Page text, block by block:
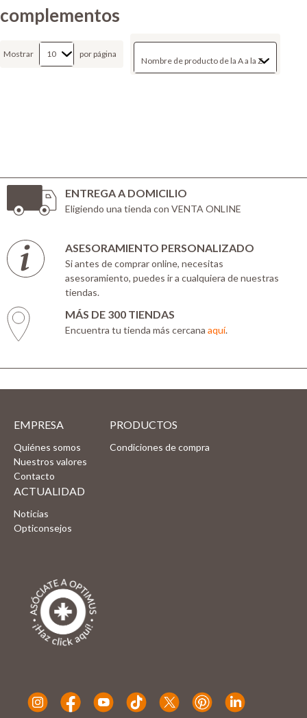
complementos
Mostrar por página
ENTREGA A DOMICILIO
Eligiendo una tienda con VENTA ONLINE
ASESORAMIENTO PERSONALIZADO
Si antes de comprar online, necesitas
asesoramiento, puedes ir a cualquiera de nuestras
tiendas.
MÁS DE 300 TIENDAS
Encuentra tu tienda más cercana aquí.
EMPRESA
Quiénes somos
Nuestros valores
Contacto
PRODUCTOS
Condiciones de compra
ACTUALIDAD
Noticias
Opticonsejos